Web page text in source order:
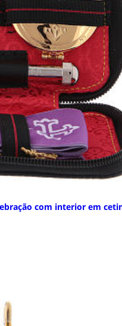
com interior em